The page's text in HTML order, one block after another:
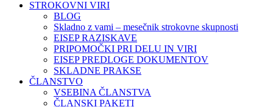
STROKOVNI VIRI
BLOG
Skladno z vami – mesečnik strokovne skupnosti
EISEP RAZISKAVE
PRIPOMOČKI PRI DELU IN VIRI
EISEP PREDLOGE DOKUMENTOV
SKLADNE PRAKSE
ČLANSTVO
VSEBINA ČLANSTVA
ČLANSKI PAKETI